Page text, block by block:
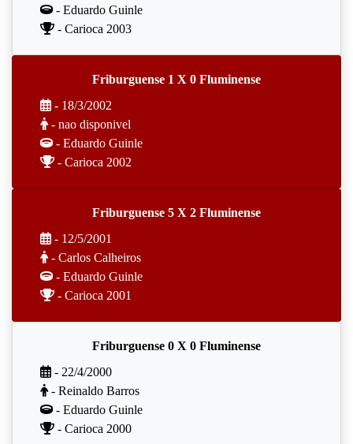
- Eduardo Guinle
- Carioca 2003
Friburguense 1 X 0 Fluminense
- 18/3/2002
- nao disponivel
- Eduardo Guinle
- Carioca 2002
Friburguense 5 X 2 Fluminense
- 12/5/2001
- Carlos Calheiros
- Eduardo Guinle
- Carioca 2001
Friburguense 0 X 0 Fluminense
- 22/4/2000
- Reinaldo Barros
- Eduardo Guinle
- Carioca 2000